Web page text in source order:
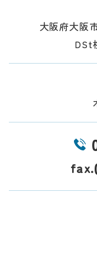
大阪府大阪
DSt
fax.